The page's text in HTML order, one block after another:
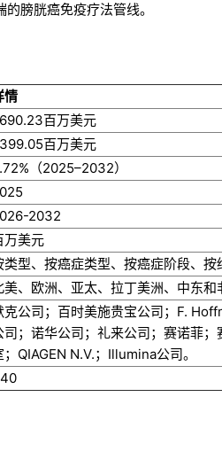
膀胱癌免疫疗法管线。
情
百万美元
百万美元
（2025–2032）
2032
万美元
类型、按癌症类型、按癌症阶段、按
美、欧洲、亚太、拉丁美洲、中东和
克公司；百时美施贵宝公司；F.
司；诺华公司；礼来公司；赛诺菲
；QIAGEN N.V.；Illumina公司。